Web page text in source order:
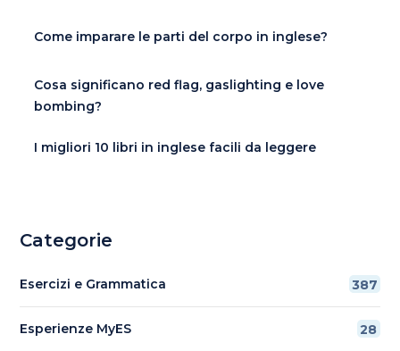
Come imparare le parti del corpo in inglese?
Cosa significano red flag, gaslighting e love
bombing?
I migliori 10 libri in inglese facili da leggere
Categorie
Esercizi e Grammatica 387
Esperienze MyES 28